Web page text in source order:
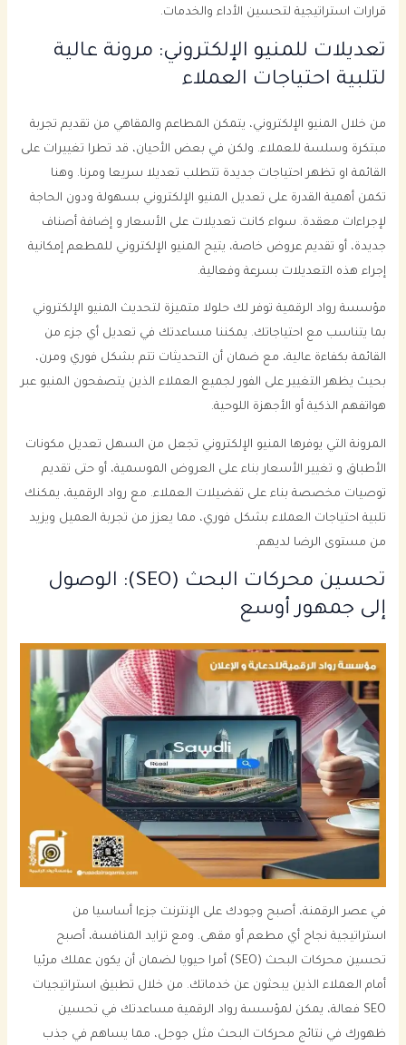
قرارات استراتيجية لتحسين الأداء والخدمات.
تعديلات للمنيو الإلكتروني: مرونة عالية
لتلبية احتياجات العملاء
من خلال المنيو الإلكتروني، يتمكن المطاعم والمقاهي من تقديم تجربة
مبتكرة وسلسة للعملاء. ولكن في بعض الأحيان، قد تطرا تغييرات على
القائمة او تظهر احتياجات جديدة تتطلب تعديلا سريعا ومرنا. وهنا
تكمن أهمية القدرة على تعديل المنيو الإلكتروني بسهولة ودون الحاجة
لإجراءات معقدة. سواء كانت تعديلات على الأسعار و إضافة أصناف
جديدة، أو تقديم عروض خاصة، يتيح المنيو الإلكتروني للمطعم إمكانية
إجراء هذه التعديلات بسرعة وفعالية.
مؤسسة رواد الرقمية توفر لك حلولا متميزة لتحديث المنيو الإلكتروني
بما يتناسب مع احتياجاتك. يمكننا مساعدتك في تعديل أي جزء من
القائمة بكفاءة عالية، مع ضمان أن التحديثات تتم بشكل فوري ومرن،
بحيث يظهر التغيير على الفور لجميع العملاء الذين يتصفحون المنيو عبر
هواتفهم الذكية أو الأجهزة اللوحية.
المرونة التي يوفرها المنيو الإلكتروني تجعل من السهل تعديل مكونات
الأطباق و تغيير الأسعار بناء على العروض الموسمية، أو حتى تقديم
توصيات مخصصة بناء على تفضيلات العملاء. مع رواد الرقمية، يمكنك
تلبية احتياجات العملاء بشكل فوري، مما يعزز من تجربة العميل ويزيد
من مستوى الرضا لديهم.
تحسين محركات البحث (SEO): الوصول
إلى جمهور أوسع
في عصر الرقمنة، أصبح وجودك على الإنترنت جزءا أساسيا من
استراتيجية نجاح أي مطعم أو مقهى. ومع تزايد المنافسة، أصبح
تحسين محركات البحث (SEO) أمرا حيويا لضمان أن يكون عملك مرئيا
أمام العملاء الذين يبحثون عن خدماتك. من خلال تطبيق استراتيجيات
SEO فعالة، يمكن لمؤسسة رواد الرقمية مساعدتك في تحسين
ظهورك في نتائج محركات البحث مثل جوجل، مما يساهم في جذب